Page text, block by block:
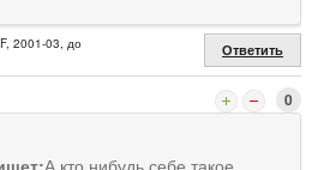
2001-03, до
Ответить
0